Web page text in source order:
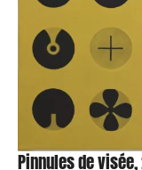
Pinnules de visée,